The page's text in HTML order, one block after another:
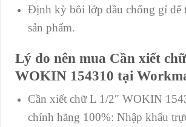
Định kỳ bôi lớp dầu chống gỉ để
sản phẩm.
Lý do nên mua Cần xiết
WOKIN 154310 tại
Cần xiết chữ L 1/2″ WOKIN
chính hãng 100%: Nhập khẩu